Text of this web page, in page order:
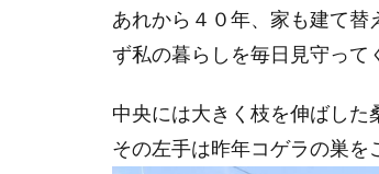
あれから４０年、家も建て替
ず私の暮らしを毎日見守って
中央には大きく枝を伸ばした
その左手は昨年コゲラの巣を